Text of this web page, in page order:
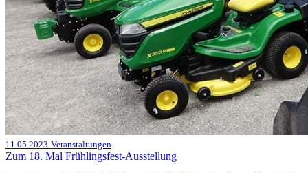
11.05.2023 Veranstaltungen
Zum 18. Mal Frühlingsfest-Ausstellung